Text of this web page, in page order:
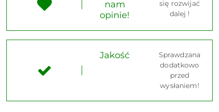
nam
opinie!
się rozwijać
dalej !
Jakość
Sprawdzana
dodatkowo
przed
wysłaniem!